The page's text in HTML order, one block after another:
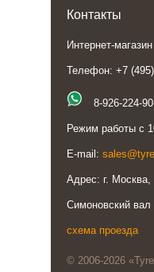
Контакты
Интернет-
Телефон: +7
8-926-224-
Режим работы с
E-mail:
Адрес: г. Москва,
Симоновский вал
схема проезда
© 2006-2026